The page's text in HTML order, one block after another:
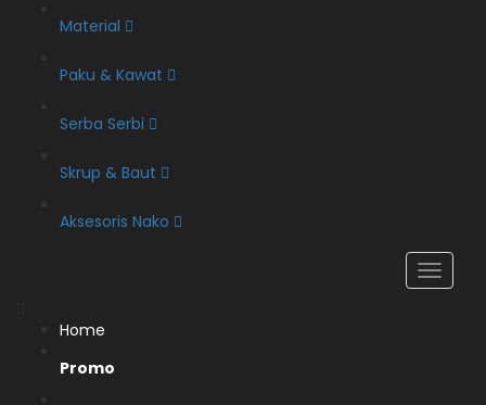
Material
Paku & Kawat
Serba Serbi
Skrup & Baut
Aksesoris Nako
Home
Promo